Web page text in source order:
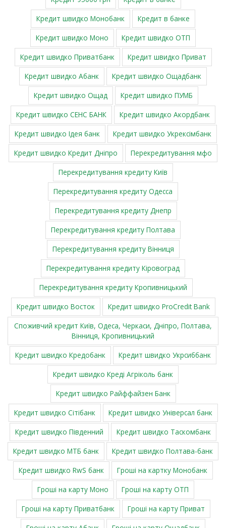
Кредит швидко Монобанк
Кредит в банке
Кредит швидко Моно
Кредит швидко ОТП
Кредит швидко Приватбанк
Кредит швидко Приват
Кредит швидко Абанк
Кредит швидко Ощадбанк
Кредит швидко Ощад
Кредит швидко ПУМБ
Кредит швидко СЕНС БАНК
Кредит швидко Акордбанк
Кредит швидко Ідея банк
Кредит швидко Укрексімбанк
Кредит швидко Кредит Дніпро
Перекредитування мфо
Перекредитування кредиту Київ
Перекредитування кредиту Одесса
Перекредитування кредиту Днепр
Перекредитування кредиту Полтава
Перекредитування кредиту Вінниця
Перекредитування кредиту Кіровоград
Перекредитування кредиту Кропивницький
Кредит швидко Восток
Кредит швидко ProCredit Bank
Cпоживчий кредит Київ, Одеса, Черкаси, Дніпро, Полтава,
Вінниця, Кропивницький
Кредит швидко Кредобанк
Кредит швидко Укрсиббанк
Кредит швидко Креді Агріколь банк
Кредит швидко Райффайзен Банк
Кредит швидко Сітібанк
Кредит швидко Універсал банк
Кредит швидко Південний
Кредит швидко Таскомбанк
Кредит швидко МТБ банк
Кредит швидко Полтава-банк
Кредит швидко RwS банк
Гроші на картку Монобанк
Гроші на карту Моно
Гроші на карту ОТП
Гроші на карту Приватбанк
Гроші на карту Приват